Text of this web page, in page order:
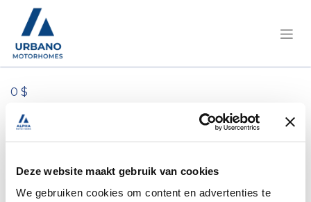
Deze website maakt gebruik van cookies
We gebruiken cookies om content en advertenties te
0 $
Tous les produits
Pössl/Roadcruiser Citroën 165 pk/2JTP748